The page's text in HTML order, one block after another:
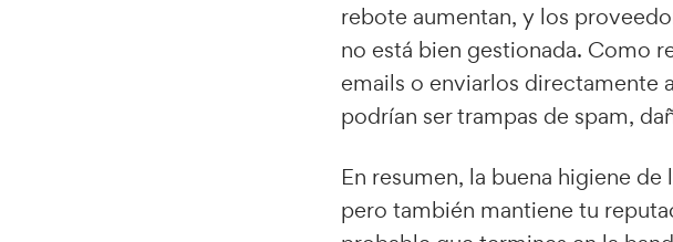
rebote aumentan, y los
no está bien gestionada. Como
emails o enviarlos directamente
podrían ser trampas de spam,
En resumen, la buena higiene
pero también mantiene tu